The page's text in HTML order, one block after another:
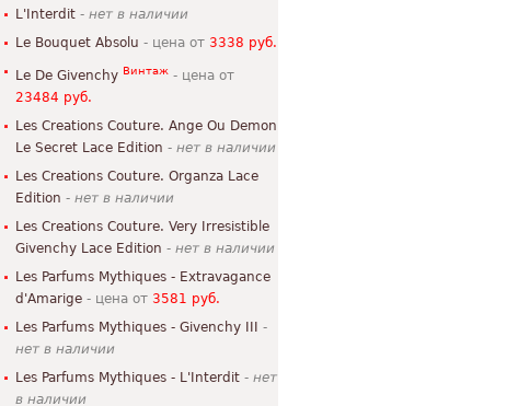
L'Interdit - нет в наличии
Le Bouquet Absolu - цена от 3338 руб.
Le De Givenchy Винтаж - цена от
23484 руб.
Les Creations Couture. Ange Ou Demon
Le Secret Lace Edition - нет в наличии
Les Creations Couture. Organza Lace
Edition - нет в наличии
Les Creations Couture. Very Irresistible
Givenchy Lace Edition - нет в наличии
Les Parfums Mythiques - Extravagance
d'Amarige - цена от 3581 руб.
Les Parfums Mythiques - Givenchy III
-
нет в наличии
Les Parfums Mythiques - L'Interdit - нет
в наличии